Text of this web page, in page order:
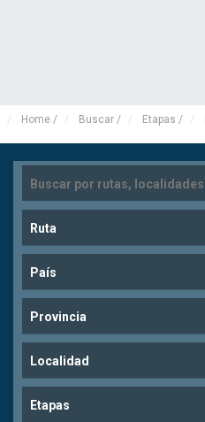
Home / Buscar / Etapas /
Ruta
País
Provincia
Localidad
Etapas